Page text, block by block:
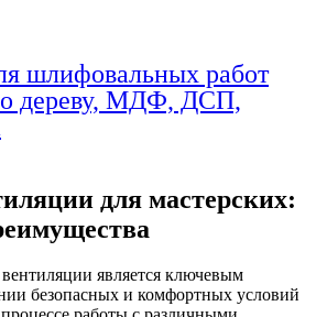
шлифовальных работ
дереву, МДФ, ДСП,
для мастерских:
является ключевым
безопасных и комфортных условий